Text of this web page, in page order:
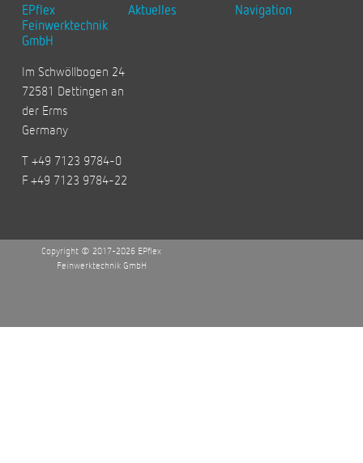
EPflex
Feinwerktechnik
GmbH
Im Schwöllbogen 24
72581 Dettingen an
der Erms
Germany
T +49 7123 9784-0
F +49 7123 9784-22
Aktuelles Navigation
Copyright © 2017-2026 EPflex
Feinwerktechnik GmbH